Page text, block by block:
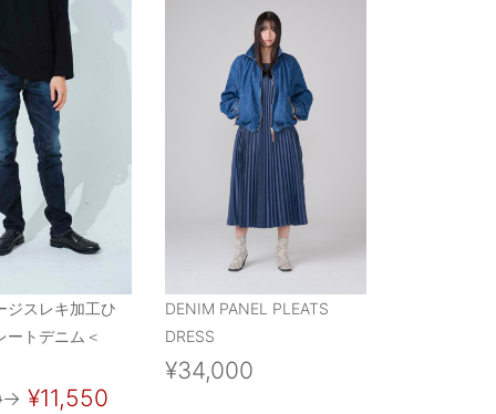
ジスレキ加工ひ
ートデニム＜
→ ¥11,550
DENIM PANEL PLEATS
DRESS
¥34,000